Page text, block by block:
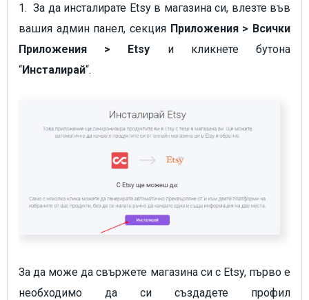
1. За да инсталирате Etsy в магазина си, влезте във
вашия админ панел, секция Приложения > Всички
Приложения > Etsy и кликнете бутона
“Инсталирай“.
За да може да свържете магазина си с Etsy, първо е
необходимо да си създадете профил